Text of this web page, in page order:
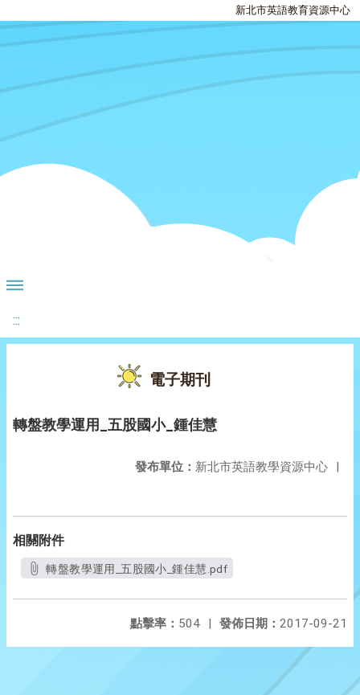
新北市英語教育資源中心
:::
電子期刊
轉盤教學運用_五股國小_鍾佳慧
發布單位： 新北市英語教學資源中心 |
相關附件
轉盤教學運用_五股國小_鍾佳慧.pdf
發佈日期： 2017-09-21
點擊率： 504 |